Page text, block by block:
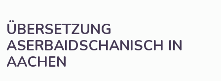
ÜBERSETZUNG
ASERBAIDSCHANISCH IN
AACHEN